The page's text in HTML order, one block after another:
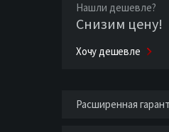
Нашли дешевле?
Снизим цену!
Хочу дешевле
Расширенная